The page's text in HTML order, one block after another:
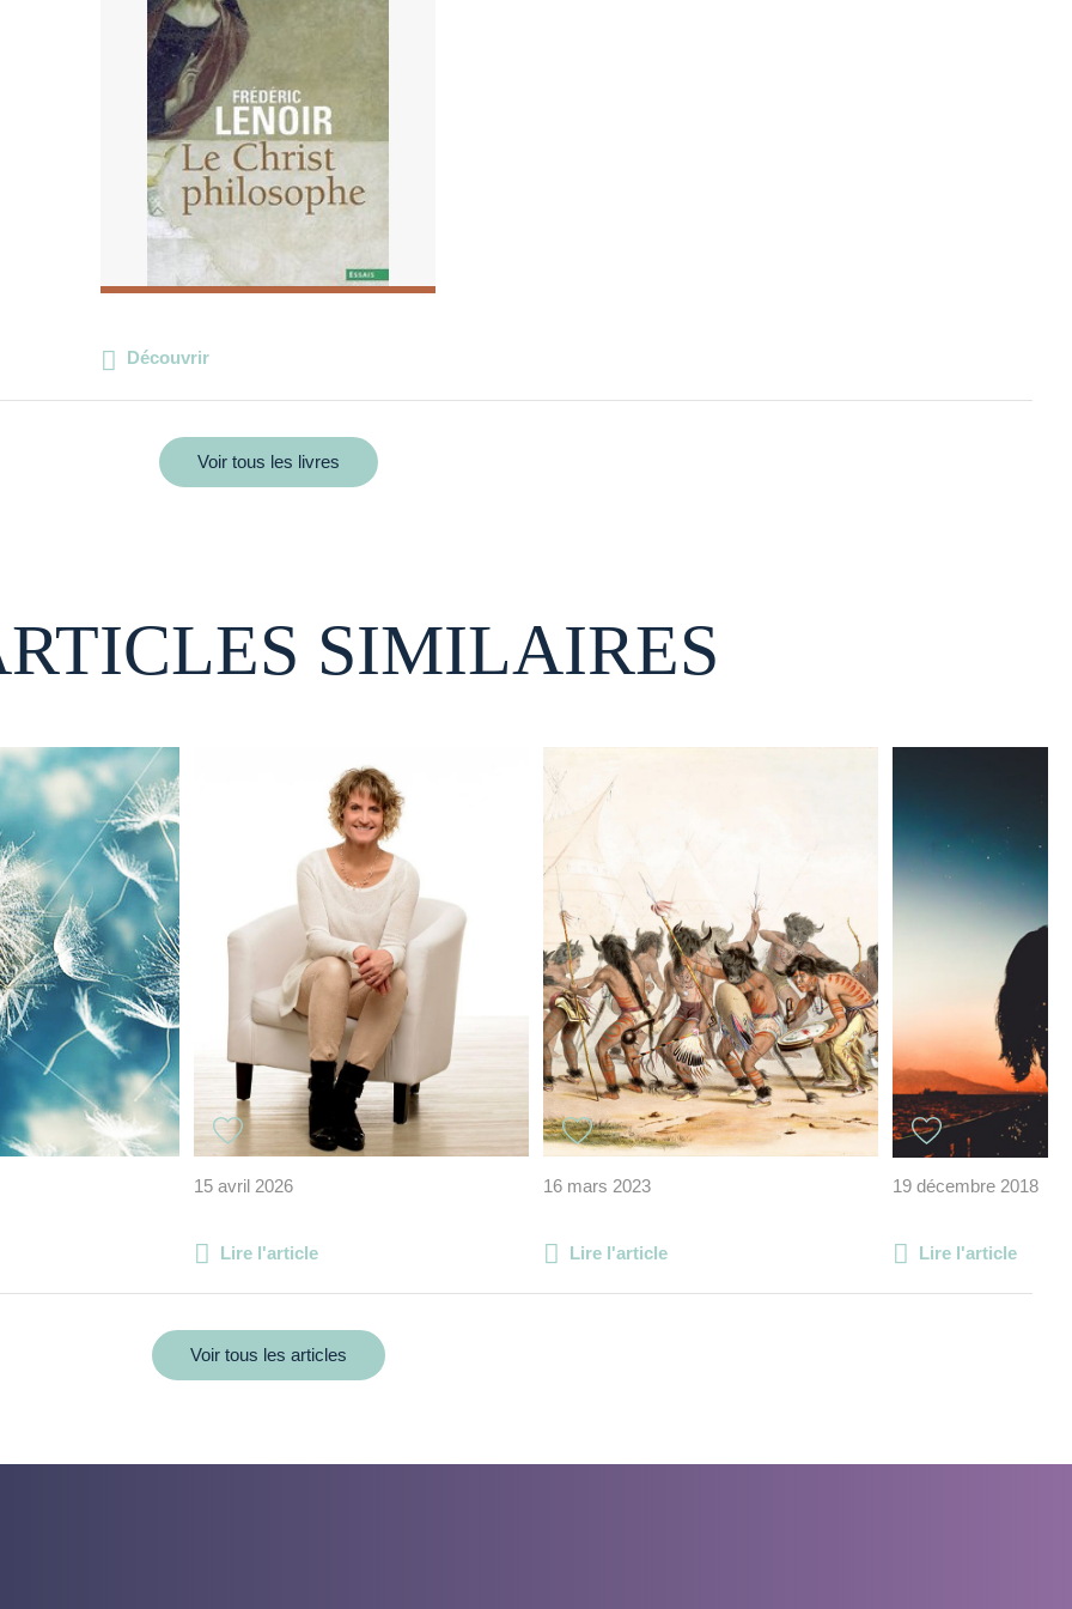
Découvrir
Voir tous les livres
SIMILAIRES
15 avril 2026
Lire l'article
16 mars 2023
Lire l'article
19 décembre 2018
Lire l'article
Voir tous les articles